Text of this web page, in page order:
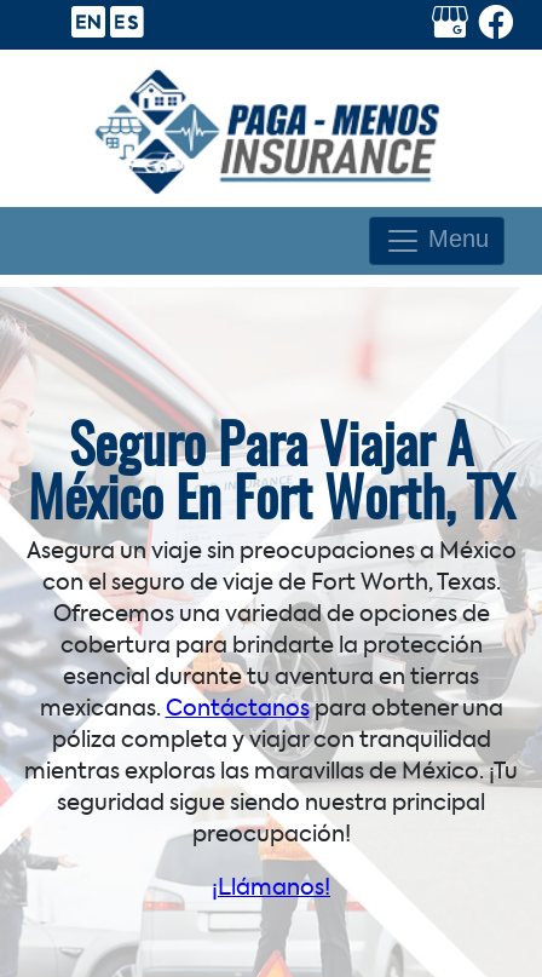
Menu
Seguro Para Viajar A
México En Fort Worth, TX
Asegura un viaje sin preocupaciones a México
con el seguro de viaje de Fort Worth, Texas.
Ofrecemos una variedad de opciones de
cobertura para brindarte la protección
esencial durante tu aventura en tierras
mexicanas. Contáctanospara obtener una
póliza completa y viajar con tranquilidad
mientras exploras las maravillas de México. ¡Tu
seguridad sigue siendo nuestra principal
preocupación!
¡Llámanos!